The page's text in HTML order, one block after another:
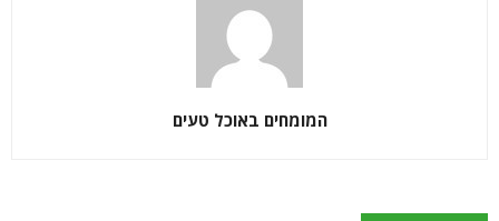
המומחים באוכל טעים